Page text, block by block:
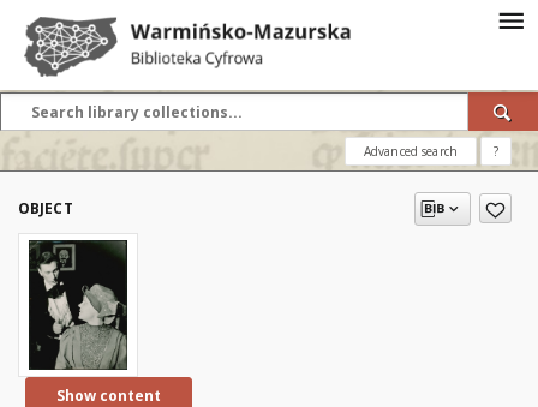
Advanced search ?
OBJECT
Show content